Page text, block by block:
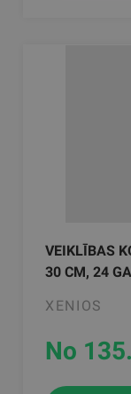
VEIKLĪBAS
30 CM, 24
XENIOS
No